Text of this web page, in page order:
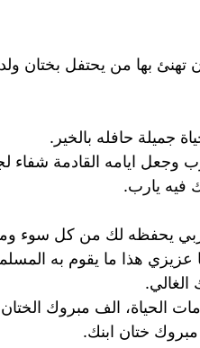
بها من يحتفل بختان
جميلة حافله بالخير.
وجعل ايامه القادمة شفاء
فيه يارب.
ربي يحفظه لك من كل سوء
عزيزي هذا ما يقوم به
الغالي.
الحياة، الف مبروك
ختان ابنك.